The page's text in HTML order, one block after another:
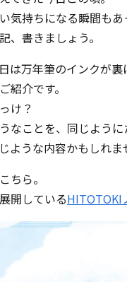
ーシング
コンテスト情報及びプレ
ト情報を「Koubo」に無
紹介させていただきます
無料掲載お申し込み
掲載内容のご確認はこち
気持ちになる瞬間も
、書きましょう。
は万年筆のインクが
紹介です。
け？
なことを、同じよう
ような内容かもしれま
ちら。
開しているHITOTOKI